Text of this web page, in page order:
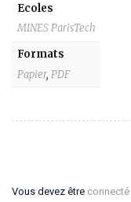
Ecoles
MINES ParisTech
Formats
Papier, PDF
Vous devez être connecté